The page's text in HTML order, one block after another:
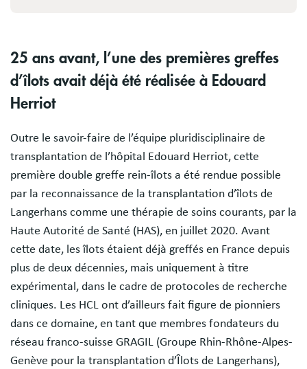
25 ans avant, l’une des premières greffes
d’îlots avait déjà été réalisée à Edouard
Herriot
Outre le savoir-faire de l’équipe pluridisciplinaire de
transplantation de l’hôpital Edouard Herriot, cette
première double greffe rein-îlots a été rendue possible
par la reconnaissance de la transplantation d’îlots de
Langerhans comme une thérapie de soins courants, par la
Haute Autorité de Santé (HAS), en juillet 2020. Avant
cette date, les îlots étaient déjà greffés en France depuis
plus de deux décennies, mais uniquement à titre
expérimental, dans le cadre de protocoles de recherche
cliniques. Les HCL ont d’ailleurs fait figure de pionniers
dans ce domaine, en tant que membres fondateurs du
réseau franco-suisse GRAGIL (Groupe Rhin-Rhône-Alpes-
Genève pour la transplantation d’Îlots de Langerhans),